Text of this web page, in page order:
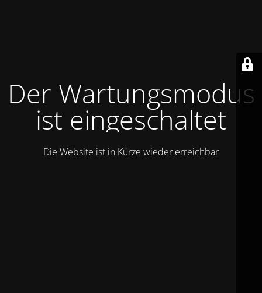
Der Wartungsmodus
ist eingeschaltet
Die Website ist in Kürze wieder erreichbar